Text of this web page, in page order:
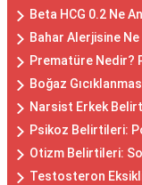
Beta HCG 0.2 Ne
Bahar Alerjisine
Prematüre Nedir?
Boğaz
Narsist Erkek
Psikoz Belirtileri:
Otizm Belirtileri:
Testosteron